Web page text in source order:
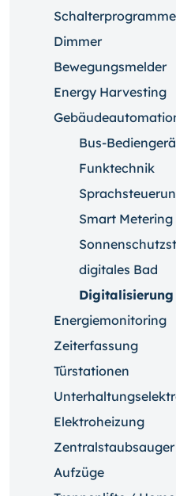
Schalterprogramme
Dimmer
Bewegungsmelder
Energy Harvesting
Bus-
Funktechnik
Smart
digitales Bad
Energiemonitoring
Zeiterfassung
Türstationen
Elektroheizung
Zentralstaubsauger
Aufzüge